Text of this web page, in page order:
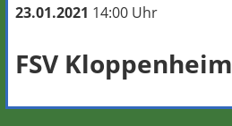
23.01.2021 14:00 Uhr
FSV Kloppenheim